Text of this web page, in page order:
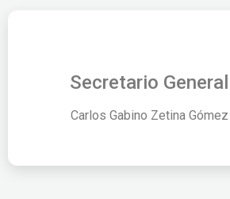
Secretario General
Carlos Gabino Zetina Gómez